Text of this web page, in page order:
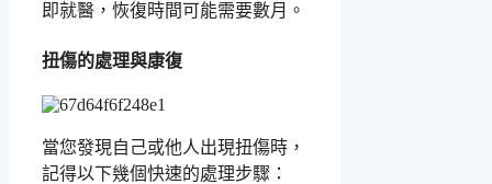
即就醫，恢復時間可能需要數月。
扭傷的處理與康復
當您發現自己或他人出現扭傷時，
記得以下幾個快速的處理步驟：